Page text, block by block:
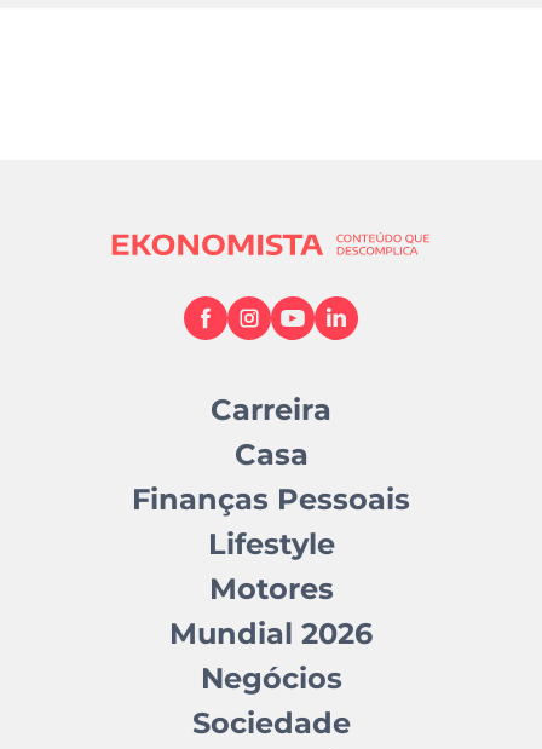
Carreira
Casa
Finanças Pessoais
Lifestyle
Motores
Mundial 2026
Negócios
Sociedade